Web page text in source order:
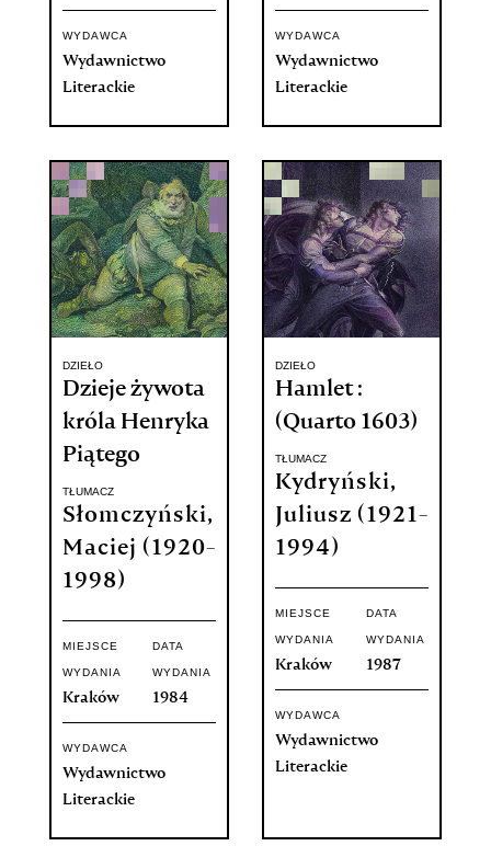
WYDAWCA
Wydawnictwo
Literackie
WYDAWCA
Wydawnictwo
Literackie
DZIEŁO
Dzieje żywota
króla Henryka
Piątego
TŁUMACZ
Słomczyński,
Maciej (1920-
1998)
MIEJSCE
WYDANIA
Kraków
DATA
WYDANIA
1984
WYDAWCA
Wydawnictwo
Literackie
DZIEŁO
Hamlet :
(Quarto 1603)
TŁUMACZ
Kydryński,
Juliusz (1921-
1994)
MIEJSCE
WYDANIA
Kraków
DATA
WYDANIA
1987
WYDAWCA
Wydawnictwo
Literackie